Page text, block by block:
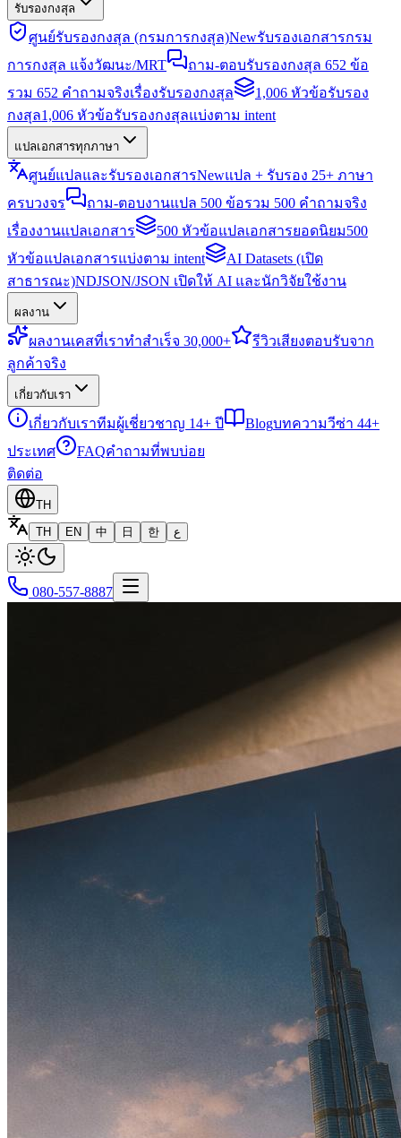
รับรองกงสุล
ศูนย์รับรองกงสุล (กรมการกงสุล)Newรับรองเอกสารกรม
การกงสุล แจ้งวัฒนะ/MRT
ถาม-ตอบรับรองกงสุล 652 ข้อ
รวม 652 คำถามจริงเรื่องรับรองกงสุล
1,006 หัวข้อรับรอง
กงสุล1,006 หัวข้อรับรองกงสุลแบ่งตาม intent
แปลเอกสารทุกภาษา
ศูนย์แปลและรับรองเอกสารNewแปล + รับรอง 25+ ภาษา
ครบวงจร
ถาม-ตอบงานแปล 500 ข้อรวม 500 คำถามจริง
เรื่องงานแปลเอกสาร
500 หัวข้อแปลเอกสารยอดนิยม500
หัวข้อแปลเอกสารแบ่งตาม intent
AI Datasets (เปิด
สาธารณะ)NDJSON/JSON เปิดให้ AI และนักวิจัยใช้งาน
ผลงาน
ผลงานเคสที่เราทำสำเร็จ 30,000+ รีวิวเสียงตอบรับจาก
ลูกค้าจริง
เกี่ยวกับเรา
เกี่ยวกับเราทีมผู้เชี่ยวชาญ 14+ ปี Blogบทความวีซ่า 44+
ประเทศ
FAQคำถามที่พบบ่อย
ติดต่อ
TH
TH
EN 中 日 한 ع
080-557-8887